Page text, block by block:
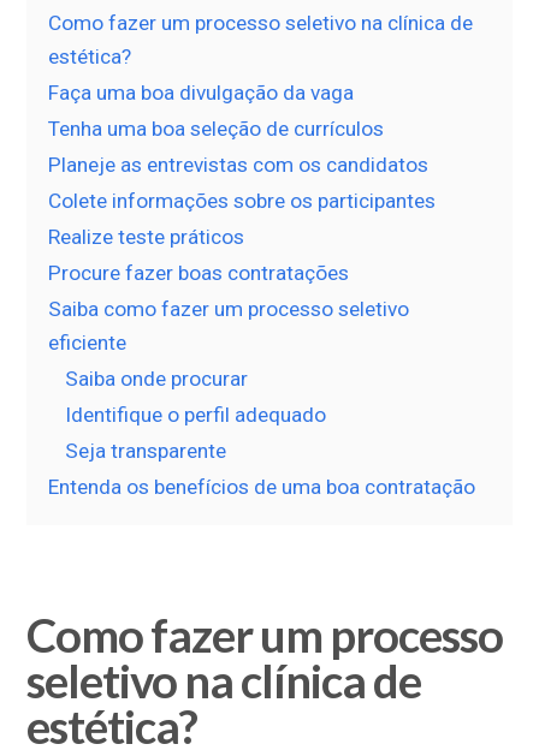
Como fazer um processo seletivo na clínica de
estética?
Faça uma boa divulgação da vaga
Tenha uma boa seleção de currículos
Planeje as entrevistas com os candidatos
Colete informações sobre os participantes
Realize teste práticos
Procure fazer boas contratações
Saiba como fazer um processo seletivo
eficiente
Saiba onde procurar
Identifique o perfil adequado
Seja transparente
Entenda os benefícios de uma boa contratação
Como fazer um processo
seletivo na clínica de
estética?